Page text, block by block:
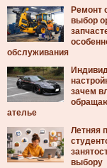
Ремонт
выбор
обслуживания
зачем
ателье
Летняя
выбору